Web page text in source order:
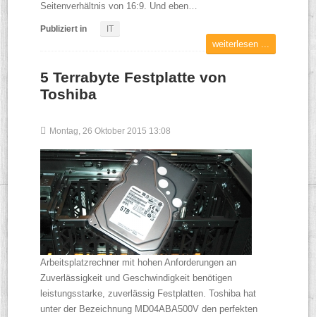
Seitenverhältnis von 16:9. Und eben…
Publiziert in IT
weiterlesen ...
5 Terrabyte Festplatte von
Toshiba
Montag, 26 Oktober 2015 13:08
Arbeitsplatzrechner mit hohen Anforderungen an
Zuverlässigkeit und Geschwindigkeit benötigen
leistungsstarke, zuverlässig Festplatten. Toshiba hat
unter der Bezeichnung MD04ABA500V den perfekten